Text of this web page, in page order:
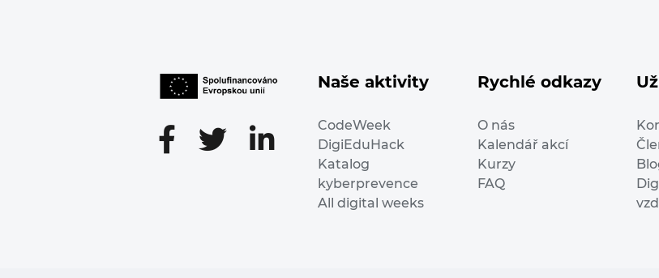
Naše aktivity
CodeWeek
DigiEduHack
Katalog
kyberprevence
All digital weeks
Rychlé odkazy
O nás
Kalendář akcí
Kurzy
FAQ